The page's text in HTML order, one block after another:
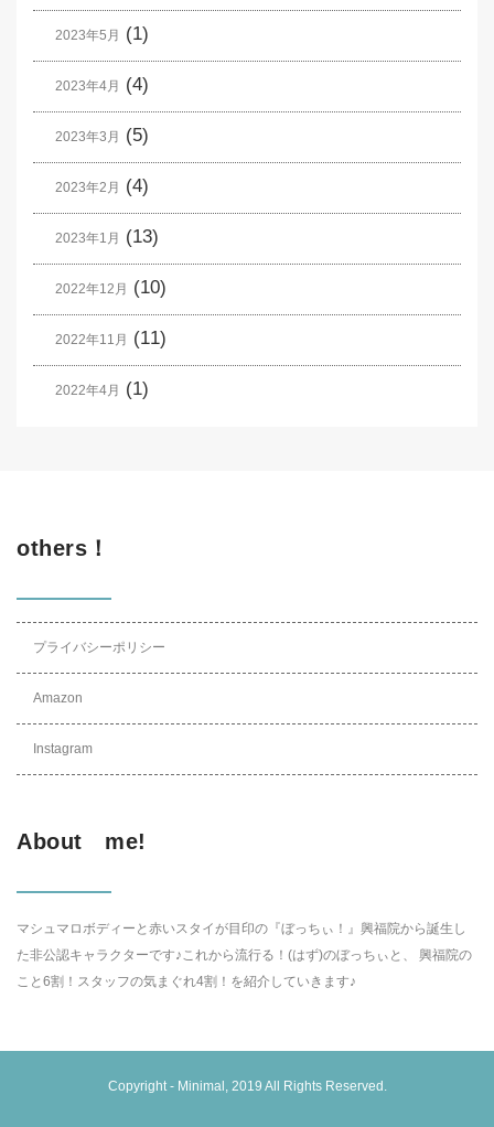
2023年5月 (1)
2023年4月 (4)
2023年3月 (5)
2023年2月 (4)
2023年1月 (13)
2022年12月 (10)
2022年11月 (11)
2022年4月 (1)
others！
プライバシーポリシー
Amazon
Instagram
About me!
マシュマロボディーと赤いスタイが目印の『ぼっちぃ！』興福院から誕生し
た非公認キャラクターです♪これから流行る！(はず)のぼっちぃと、 興福院の
こと6割！スタッフの気まぐれ4割！を紹介していきます♪
Copyright - Minimal , 2019 All Rights Reserved.